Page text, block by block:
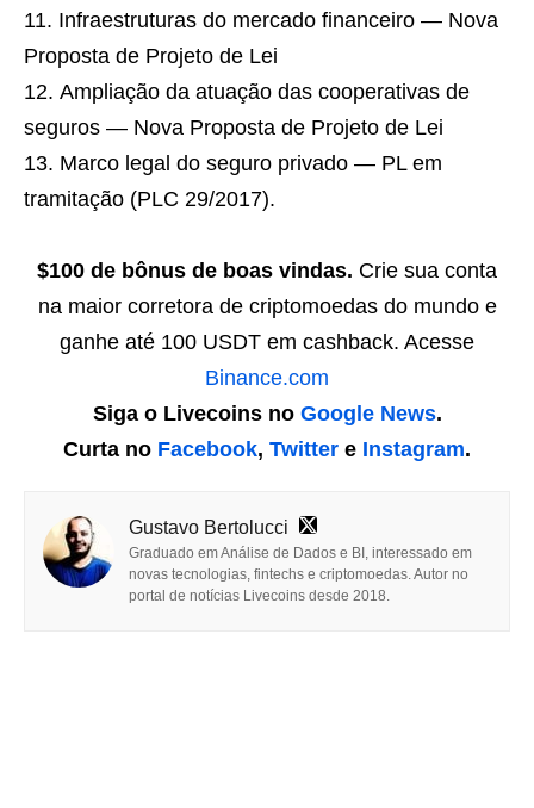
Infraestruturas do mercado financeiro — Nova
Proposta de Projeto de Lei
Ampliação da atuação das cooperativas de
seguros — Nova Proposta de Projeto de Lei
Marco legal do seguro privado — PL em
tramitação (PLC 29/2017).
$100 de bônus de boas vindas. Crie sua conta
na maior corretora de criptomoedas do mundo e
ganhe até 100 USDT em cashback. Acesse
Binance.com
Siga o Livecoins no Google News.
Curta no Facebook, Twitter e Instagram.
Gustavo Bertolucci
Graduado em Análise de Dados e BI, interessado em
novas tecnologias, fintechs e criptomoedas. Autor no
portal de notícias Livecoins desde 2018.